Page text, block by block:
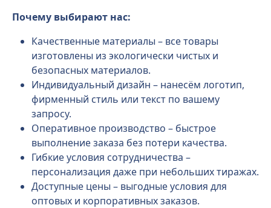
Почему выбирают нас:
Качественные материалы – все товары
изготовлены из экологически чистых и
безопасных материалов.
Индивидуальный дизайн – нанесём логотип,
фирменный стиль или текст по вашему
запросу.
Оперативное производство – быстрое
выполнение заказа без потери качества.
Гибкие условия сотрудничества –
персонализация даже при небольших тиражах.
Доступные цены – выгодные условия для
оптовых и корпоративных заказов.